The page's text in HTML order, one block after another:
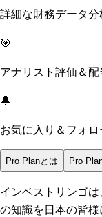
詳細な財務データ分
🎯
アナリスト評価＆
🔔
お気に入り＆フォロ
Pro Planとは Pro
インベストリンゴ
の知識を日本の皆様